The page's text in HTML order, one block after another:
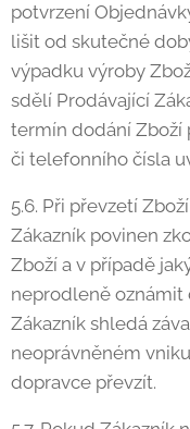
potvrzení
lišit od skutečné
výpadku výroby
sdělí Prodávající
termín dodání
či telefonního čísla
5.6. Při převzetí
Zákazník povinen
Zboží a v případě
neprodleně oznámit
Zákazník shledá
neoprávněném
dopravce převzít.